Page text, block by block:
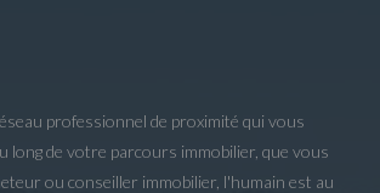
professionnel de proximité qui vous
long de votre parcours immobilier, que vous
ou conseiller immobilier, l'humain est au